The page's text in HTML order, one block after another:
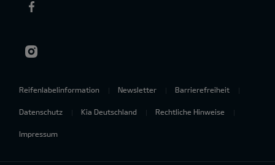
Reifenlabelinformation Newsletter Barrierefreiheit
Datenschutz Kia Deutschland Rechtliche Hinweise
Impressum